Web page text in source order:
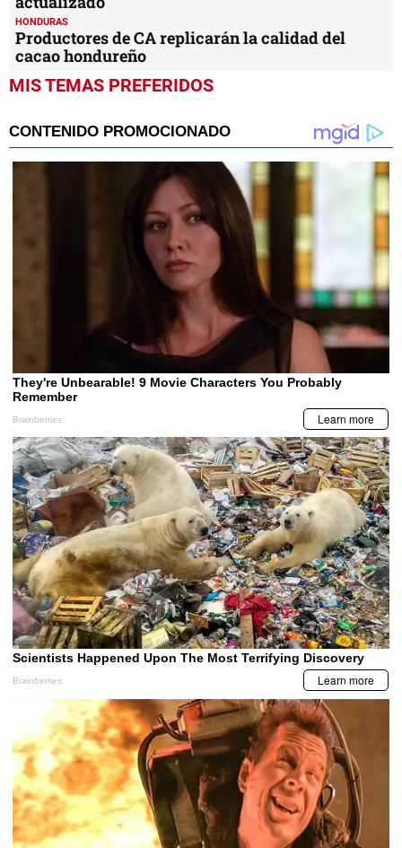
HONDURAS
Legalización de tierras, un problema en Cofradía
Solo un 40% del catastro de Santa Cruz está
Productores de CA replicarán la calidad del
cacao hondureño
MIS TEMAS PREFERIDOS